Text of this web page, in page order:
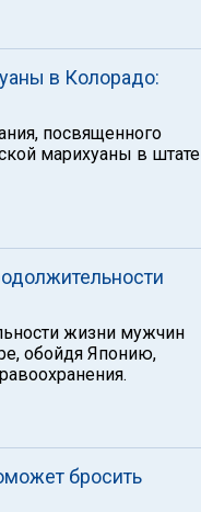
в Колорадо:
посвященного
марихуаны в штате
жизни мужчин
обойдя Японию,
бросить